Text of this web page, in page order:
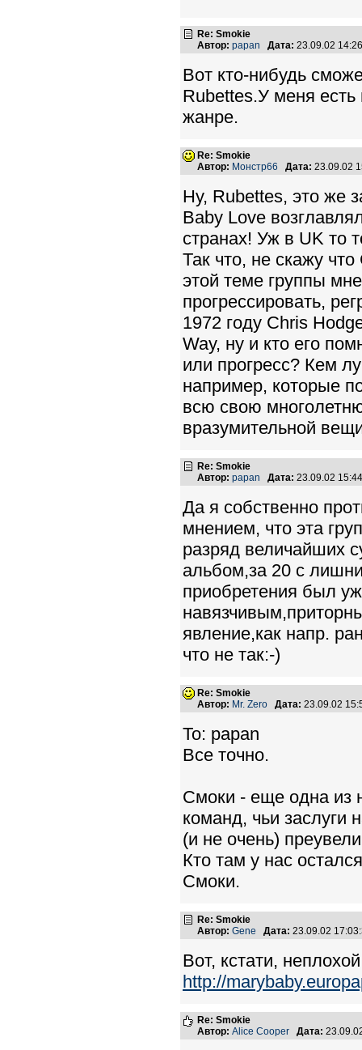
Re: Smokie
Автор: papan Дата: 23.09.02
Вот кто-нибудь
Rubettes.У меня
жанре.
Re: Smokie
Автор: Монстр66 Дата: 23.09.02
Ну, Rubettes, это же
Baby Love
странах! Уж в UK то
Так что, не скажу
этой теме группы
прогрессировать,
1972 году Chris
Way, ну и кто его
или прогресс? Кем
например, которые
всю свою
вразумительной
Re: Smokie
Автор: papan Дата: 23.09.02
Да я собственно
мнением, что эта
разряд величайших
альбом,за 20 с
приобретения был
явление,как напр.
что не так:-)
Re: Smokie
Автор: Mr. Zero Дата: 23.09.02
To: papan
Все точно.
Cмоки - еще одна из
команд, чьи заслуги
(и не очень)
Кто там у нас
Смоки.
Re: Smokie
Автор: Gene Дата: 23.09.02
Вот, кстати,
http://
Re: Smokie
Автор: Alice Cooper Дата: